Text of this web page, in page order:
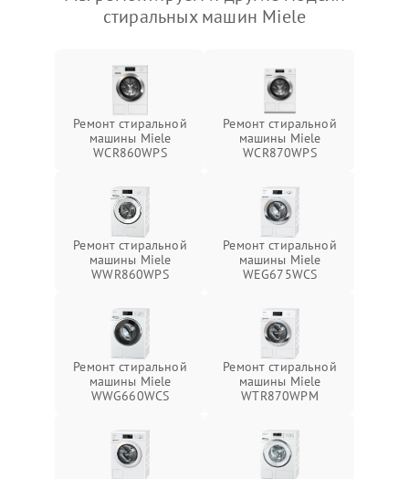
стиральных машин Miele
Ремонт стиральной
машины Miele
WCR860WPS
Ремонт стиральной
машины Miele
WCR870WPS
Ремонт стиральной
машины Miele
WWR860WPS
Ремонт стиральной
машины Miele
WEG675WCS
Ремонт стиральной
машины Miele
WWG660WCS
Ремонт стиральной
машины Miele
WTR870WPM